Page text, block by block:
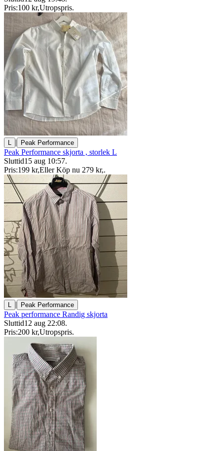
Pris:100 kr,Utropspris.
L | Peak Performance
Peak Performance skjorta , storlek L
Sluttid15 aug 10:57.
Pris:199 kr,Eller Köp nu 279 kr,.
L | Peak Performance
Peak performance Randig skjorta
Sluttid12 aug 22:08.
Pris:200 kr,Utropspris.